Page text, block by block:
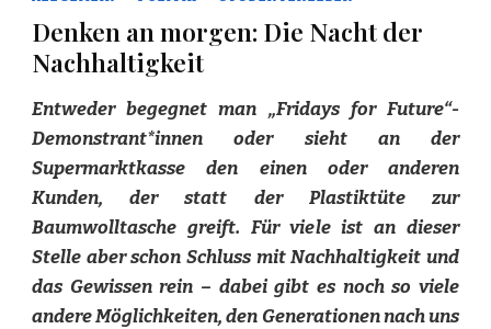
Denken an morgen: Die Nacht der
Nachhaltigkeit
Entweder begegnet man „Fridays for Future“-
Demonstrant*innen oder sieht an der
Supermarktkasse den einen oder anderen
Kunden, der statt der Plastiktüte zur
Baumwolltasche greift. Für viele ist an dieser
Stelle aber schon Schluss mit Nachhaltigkeit und
das Gewissen rein – dabei gibt es noch so viele
andere Möglichkeiten, den Generationen nach uns